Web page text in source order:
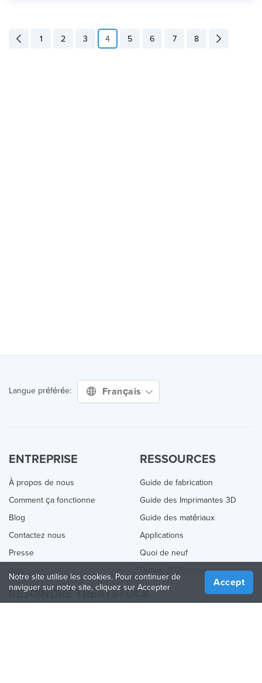
1 2 3 4 5 6 7 8
Langue préférée: Français
ENTREPRISE
À propos de nous
Comment ça fonctionne
Blog
Contactez nous
Presse
RESSOURCES
Guide de fabrication
Guide des Imprimantes 3D
Guide des matériaux
Applications
Quoi de neuf
Online 3D Printing
REJOINDRE TREATSTOCK
Notre site utilise les cookies. Pour continuer de
naviguer sur notre site, cliquez sur Accepter
Accept